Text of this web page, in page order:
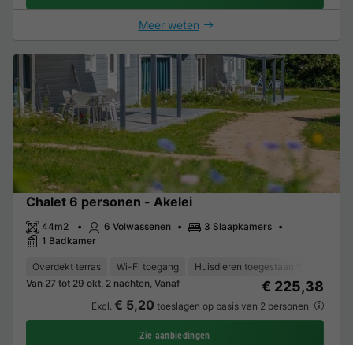
Meer weten
Chalet 6 personen - Akelei
44m2 6 Volwassenen
3 Slaapkamers
1 Badkamer
Overdekt terras Wi-Fi toegang Huisdieren toegestaan *
Van 27 tot 29 okt, 2 nachten, Vanaf
€ 225,38
Excl. € 5,20 toeslagen op basis van 2 personen
Zie aanbiedingen